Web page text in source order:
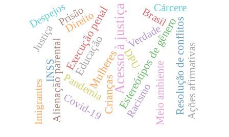
Acesso à justiça
Mulheres
Execução penal
Alienação parental Estereótipos de gênero
Crianças
Educação Resolução de conflitos
Direito
Pandemia
Covid-19 Meio ambiente
Verdade
DPU
Racismo
Prisão
INSS
Brasil
Ações afirmativas
Imigrantes
Despejos Cárcere
Justiça